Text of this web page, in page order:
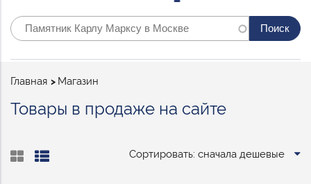
Строка
Главная Магазин
Товары в продаже на сайте
Сортировать: сначала дешевые